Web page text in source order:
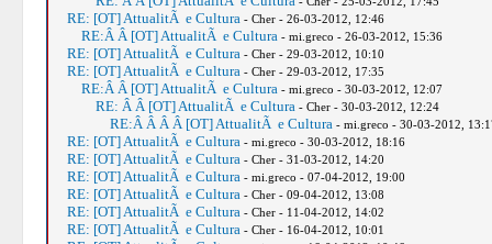
RE: [OT] AttualitÃ e Cultura - Cher - 26-03-2012, 12:46
RE:Â Â [OT] AttualitÃ e Cultura - mi.greco - 26-03-2012, 15:36
RE: [OT] AttualitÃ e Cultura - Cher - 29-03-2012, 10:10
RE: [OT] AttualitÃ e Cultura - Cher - 29-03-2012, 17:35
RE:Â Â [OT] AttualitÃ e Cultura - mi.greco - 30-03-2012, 12:07
RE: Â Â [OT] AttualitÃ e Cultura - Cher - 30-03-2012, 12:24
RE:Â Â Â Â [OT] AttualitÃ e Cultura - mi.greco - 30-03-2012,
RE: [OT] AttualitÃ e Cultura - mi.greco - 30-03-2012, 18:16
RE: [OT] AttualitÃ e Cultura - Cher - 31-03-2012, 14:20
RE: [OT] AttualitÃ e Cultura - mi.greco - 07-04-2012, 19:00
RE: [OT] AttualitÃ e Cultura - Cher - 09-04-2012, 13:08
RE: [OT] AttualitÃ e Cultura - Cher - 11-04-2012, 14:02
RE: [OT] AttualitÃ e Cultura - Cher - 16-04-2012, 10:01